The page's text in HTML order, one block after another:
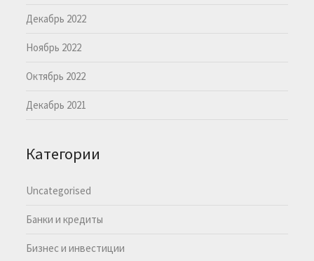
Декабрь 2022
Ноябрь 2022
Октябрь 2022
Декабрь 2021
Категории
Uncategorised
Банки и кредиты
Бизнес и инвестиции